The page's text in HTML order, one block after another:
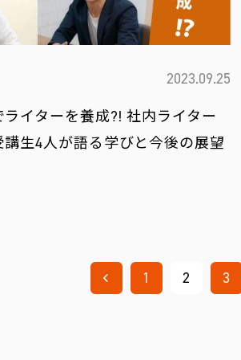
2023.09.25
イターを養成?! 社内ライター
生4人が語る学びと今後の展望
1 2 3